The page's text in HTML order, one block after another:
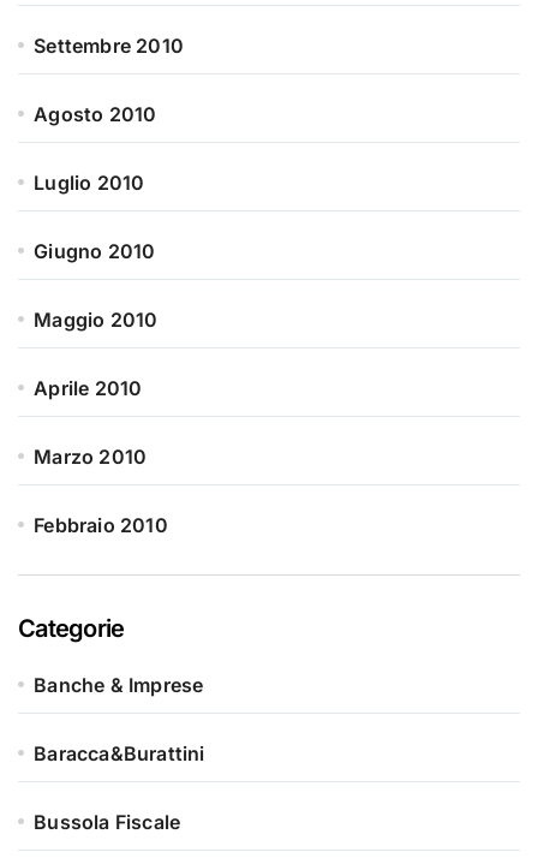
Settembre 2010
Agosto 2010
Luglio 2010
Giugno 2010
Maggio 2010
Aprile 2010
Marzo 2010
Febbraio 2010
Categorie
Banche & Imprese
Baracca&Burattini
Bussola Fiscale